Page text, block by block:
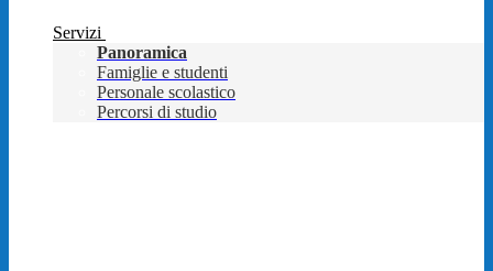
Servizi
Panoramica
Famiglie e studenti
Personale scolastico
Percorsi di studio